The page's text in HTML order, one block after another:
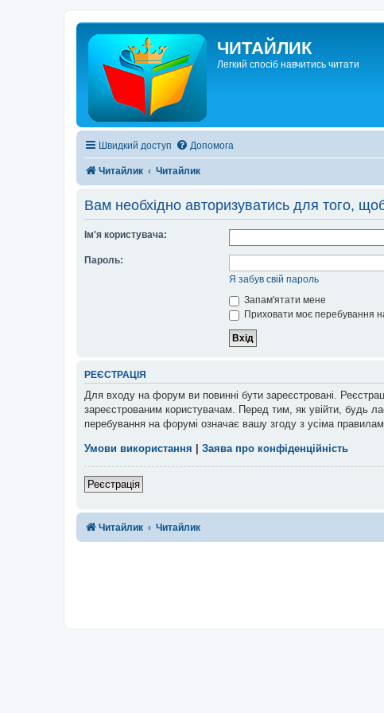
ЧИТАЙЛИК
Легкий спосіб навчитись читати
Швидкий доступ Допомога
Читайлик Читайлик
Вам необхідно авторизуватись для того,
Ім'я користувача:
Пароль:
Я забув свій пароль
Запам'ятати мене
Приховати моє перебування
РЕЄСТРАЦІЯ
Для входу на форум ви повинні бути зареєстровані.
зареєстрованим користувачам. Перед тим, як увійти, будь
перебування на форумі означає вашу згоду з усіма
Умови використання Заява про конфіденційність
Реєстрація
Читайлик Читайлик